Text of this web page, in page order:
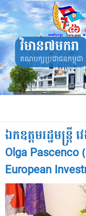
Skip
to
content
វិមាន៧មករា
គណបក្សប្រជាជនកម្ពុជា
ឯកឧត្តមរដ្ឋមន្ត្
Olga Pascenco
European